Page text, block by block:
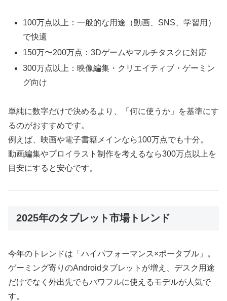
100万点以上：一般的な用途（動画、SNS、学習用）
で快適
150万〜200万点：3Dゲームやマルチタスクに対応
300万点以上：映像編集・クリエイティブ・ゲーミン
グ向け
単純に数字だけで決めるより、「何に使うか」を基準にす
るのがおすすめです。
例えば、映画や電子書籍メインなら100万点でも十分。
動画編集やプロイラスト制作を考えるなら300万点以上を
目安にすると安心です。
2025年のタブレット市場トレンド
今年のトレンドは「ハイパフォーマンス×ポータブル」。
ゲーミング寄りのAndroidタブレットが増え、デスク用途
だけでなく外出先でもパワフルに使えるモデルが人気で
す。